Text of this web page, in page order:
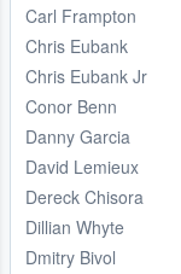
Carl Frampton
Chris Eubank
Chris Eubank Jr
Conor Benn
Danny Garcia
David Lemieux
Dereck Chisora
Dillian Whyte
Dmitry Bivol